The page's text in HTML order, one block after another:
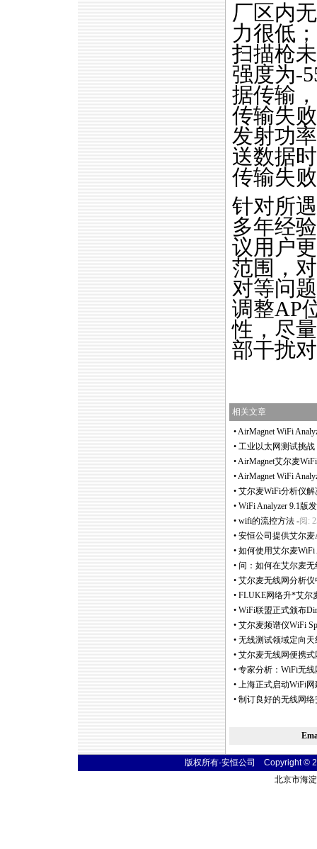
厂区内
力很低
扫描枪
强度为-
据传输
传输失
发射功
送数据
传输失
针对所
多年经
议用户
范围，
对等问
调整AP
性，尽
部干扰
相关文章
•AirMagnet WiFi
• 工业以太网测试挑战
•AirMagnet艾尔麦
•AirMagnet WiFi
• 艾尔麦WiFi分析仪
• WiFi Analyzer 9.1版
• wifi的流控方法 -阅:
• 安恒公司提供艾尔
• 如何使用艾尔麦WiFi
• 问：如何在艾尔麦无
• 艾尔麦无线网分析仪
• FLUKE网络升*艾尔
• WiFi联盟正式颁布
• 艾尔麦频谱仪WiFi
• 无线测试领域定向
• 艾尔麦无线网便携式
• 专家分析：WiFi无线
• 上海正式启动WiFi
• 制订良好的无线网
版权所有·安恒公司 Copyright ©
北京市海